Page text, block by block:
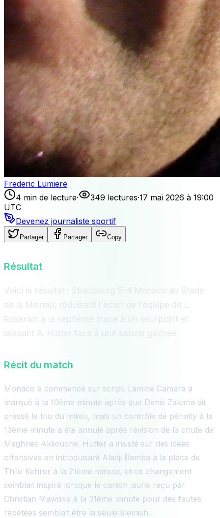
Frederic Lumiere
4 min de lecture· 349 lectures·17 mai 2026 à 19:00
UTC
Devenez journaliste sportif
Partager Partager Copy
Résultat
Voici le résultat : Strasbourg 5-4 Monaco au Stade
de la Meinau, réduisant l'écart de l'équipe de L.
Rosenior à la septième place à un seul point et
laissant A. Hütter face à une saison gâchée.
Récit du match
Monaco a commencé sur script. Lamine Camara a
marqué à la 10ème minute après que Denis Zakaria ait
pressé le trio du milieu, mais un contrôle de pénalty à la
13ème minute a été annulé après révision de la chute de
Maghnes Akliouche. Hütter a insisté sur des idées
offensives en introduisant Aladji Bamba à la place de
Thilo Kehrer à la 21ème minute, et ce changement
semblait inspiré lorsque le carton jaune reçu par
Christian Mawissa à la 31ème minute pour des fautes
répétées semblait être la seule blemish.